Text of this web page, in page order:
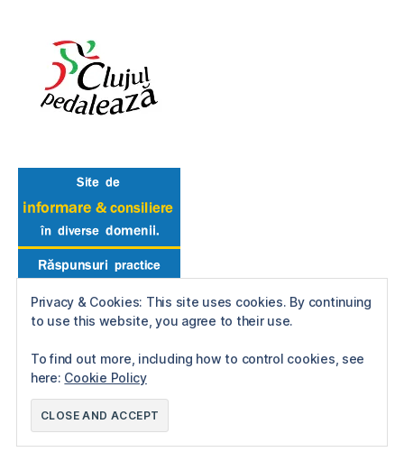
© 2026Reactie in Lant
Privacy & Cookies: This site uses cookies. By continuing
to use this website, you agree to their use.
To find out more, including how to control cookies, see
here: Cookie Policy